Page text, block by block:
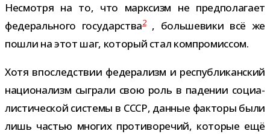
Несмотря на то, что марк­сизм не пред­по­ла­гает
феде­раль­ного госу­дар­ства2, боль­ше­вики всё же
пошли на этот шаг, кото­рый стал компромиссом.
Хотя впо­след­ствии феде­ра­лизм и рес­пуб­ли­кан­ский
наци­о­на­лизм сыг­рали свою роль в паде­нии соци­а­
ли­сти­че­ской системы в СССР, дан­ные фак­торы были
лишь частью мно­гих про­ти­во­ре­чий, кото­рые ещё